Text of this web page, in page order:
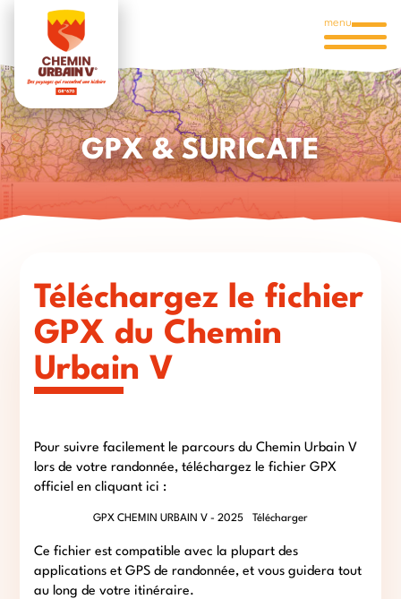
menu
GPX & SURICATE
Téléchargez le fichier
GPX du Chemin
Urbain V
Pour suivre facilement le parcours du Chemin Urbain V
lors de votre randonnée, téléchargez le fichier GPX
officiel en cliquant ici :
GPX CHEMIN URBAIN V - 2025 Télécharger
Ce fichier est compatible avec la plupart des
applications et GPS de randonnée, et vous guidera tout
au long de votre itinéraire.